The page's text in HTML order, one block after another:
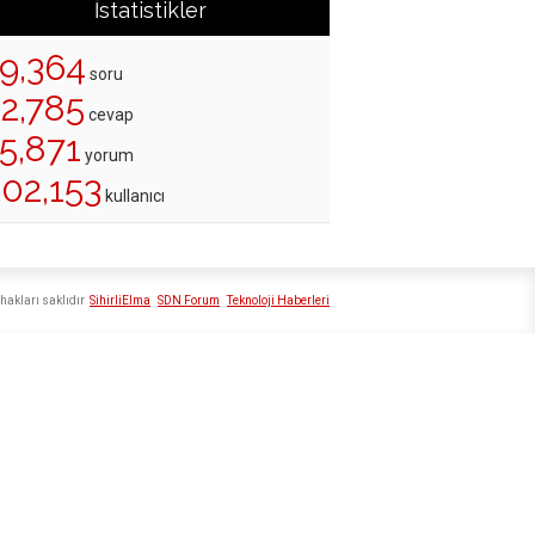
İstatistikler
soru
cevap
yorum
kullanıcı
SihirliElma SDN Forum Teknoloji Haberleri
saklıdır